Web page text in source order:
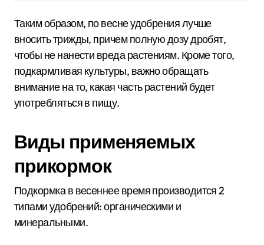
Таким образом, по весне удобрения лучше
вносить трижды, причем полную дозу дробят,
чтобы не нанести вреда растениям. Кроме того,
подкармливая культуры, важно обращать
внимание на то, какая часть растений будет
употребляться в пищу.
Виды применяемых
прикормок
Подкормка в весеннее время производится 2
типами удобрений: органическими и
минеральными.